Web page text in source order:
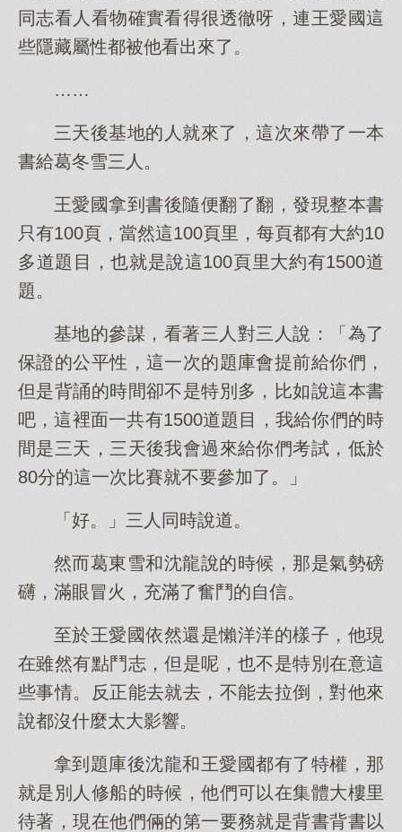
同志看人看物確實看得很透徹呀，連王愛國這
些隱藏屬性都被他看出來了。
……
三天後基地的人就來了，這次來帶了一本
書給葛冬雪三人。
王愛國拿到書後隨便翻了翻，發現整本書
只有100頁，當然這100頁里，每頁都有大約10
多道題目，也就是說這100頁里大約有1500道
題。
基地的參謀，看著三人對三人說：「為了
保證的公平性，這一次的題庫會提前給你們，
但是背誦的時間卻不是特別多，比如說這本書
吧，這裡面一共有1500道題目，我給你們的時
間是三天，三天後我會過來給你們考試，低於
80分的這一次比賽就不要參加了。」
「好。」三人同時說道。
然而葛東雪和沈龍說的時候，那是氣勢磅
礴，滿眼冒火，充滿了奮鬥的自信。
至於王愛國依然還是懶洋洋的樣子，他現
在雖然有點鬥志，但是呢，也不是特別在意這
些事情。反正能去就去，不能去拉倒，對他來
說都沒什麼太大影響。
拿到題庫後沈龍和王愛國都有了特權，那
就是別人修船的時候，他們可以在集體大樓里
待著，現在他們倆的第一要務就是背書背書以